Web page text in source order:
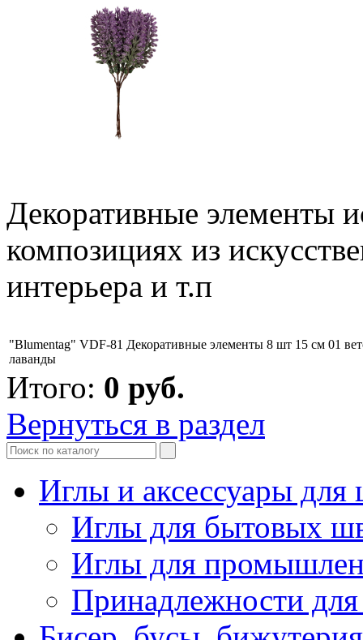
Декоративные элементы
композициях из
интерьера и т.п
"Blumentag" VDF-81 Декоративные элементы 8 шт 15 см 01
лаванды
Итого: 0 руб.
Вернуться в раздел
Иглы и аксессуары
Иглы для бытовых
Иглы для
Принадлежности